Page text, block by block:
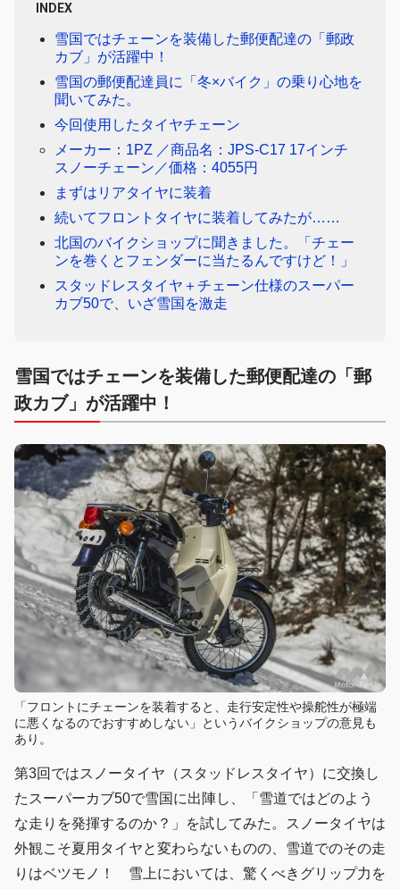
INDEX
雪国ではチェーンを装備した郵便配達の「郵政
カブ」が活躍中！
雪国の郵便配達員に「冬×バイク」の乗り心地を
聞いてみた。
今回使用したタイヤチェーン
メーカー：1PZ ／商品名：JPS-C17 17インチ
スノーチェーン／価格：4055円
まずはリアタイヤに装着
続いてフロントタイヤに装着してみたが……
北国のバイクショップに聞きました。「チェー
ンを巻くとフェンダーに当たるんですけど！」
スタッドレスタイヤ＋チェーン仕様のスーパー
カブ50で、いざ雪国を激走
雪国ではチェーンを装備した郵便配達の「郵
政カブ」が活躍中！
「フロントにチェーンを装着すると、走行安定性や操舵性が極端
に悪くなるのでおすすめしない」というバイクショップの意見も
あり。
第3回ではスノータイヤ（スタッドレスタイヤ）に交換し
たスーパーカブ50で雪国に出陣し、「雪道ではどのよう
な走りを発揮するのか？」を試してみた。スノータイヤは
外観こそ夏用タイヤと変わらないものの、雪道でのその走
りはベツモノ！ 雪上においては、驚くべきグリップ力を